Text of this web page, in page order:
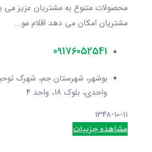
محصولات متنوع به مشتریان عزیز می
مشتریان امکان می دهد اقلام مو...
09176052541
واحدی، بلوک 18، واحد 4
۱۳۴۸-۱۰-۱۱
مشاهده جزییات